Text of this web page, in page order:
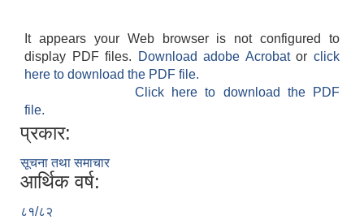
It appears your Web browser is not configured to
display PDF files.
Download adobe Acrobatorclick
here to download the PDF file.
Click here to download the PDF
file.
प्रकार:
सूचना तथा समाचार
आर्थिक वर्ष:
८१/८२